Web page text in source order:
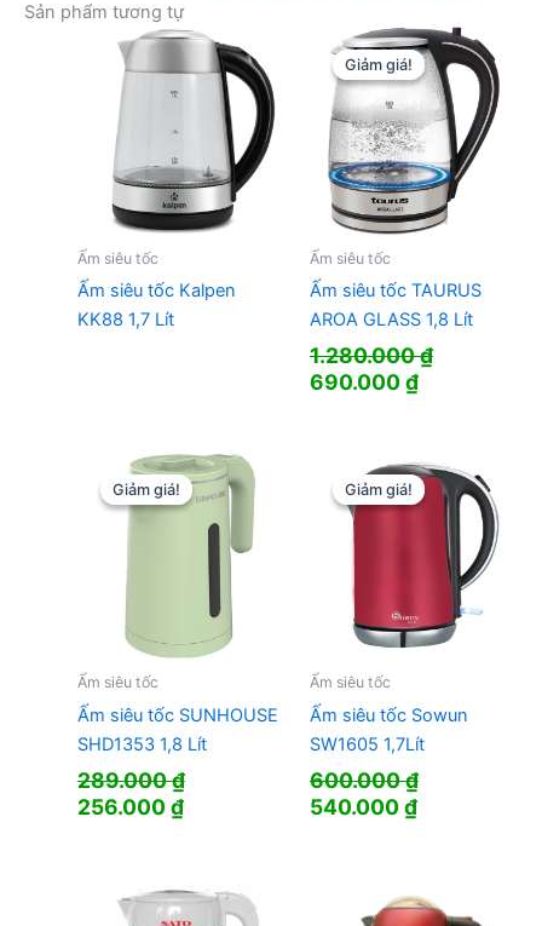
Sản phẩm tương tự
Ấm siêu tốc
Ấm siêu tốc Kalpen
KK88 1,7 Lít
Giảm giá!
Giảm giá!
Ấm siêu tốc
Ấm siêu tốc TAURUS
AROA GLASS 1,8 Lít
1.280.000₫
Giá
1.280.000 ₫.
690.000₫Giá
là:
690.000 ₫.
Giảm giá!
Giảm giá!
Ấm siêu tốc
Ấm siêu tốc SUNHOUSE
SHD1353 1,8 Lít
289.000₫
Giá
289.000 ₫.
256.000₫Giá
là:
256.000 ₫.
Giảm giá!
Giảm giá!
Ấm siêu tốc
Ấm siêu tốc Sowun
SW1605 1,7Lít
600.000₫
Giá
540.000₫Giá
540.000 ₫.